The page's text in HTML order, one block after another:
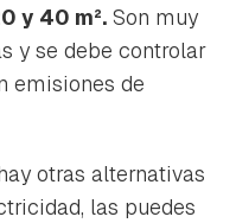
y 40 m². Son muy
y se debe controlar
emisiones de
otras alternativas
las puedes